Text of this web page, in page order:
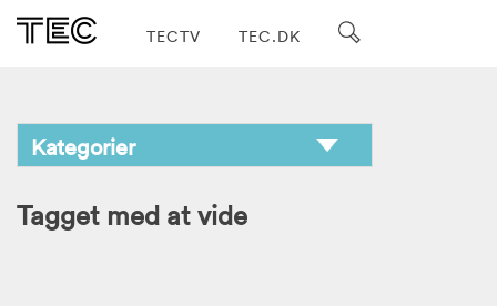
TECTV TEC.DK
Tagget med at vide